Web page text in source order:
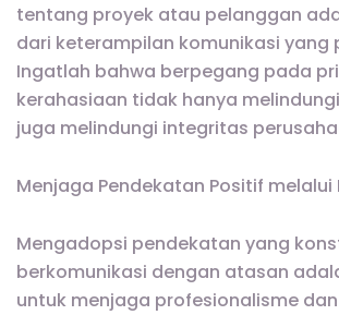
tentang proyek atau pelanggan
dari keterampilan komunikasi yang
Ingatlah bahwa berpegang pada
kerahasiaan tidak hanya
juga melindungi integritas
Menjaga Pendekatan Positif melalui
Mengadopsi pendekatan yang
berkomunikasi dengan atasan
untuk menjaga profesionalisme